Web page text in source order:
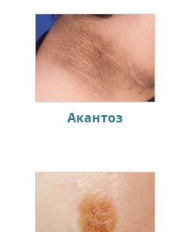
Акантоз